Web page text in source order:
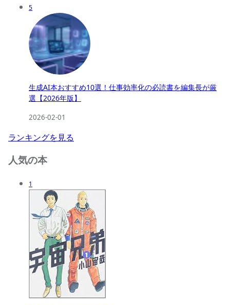
5
生成AI本おすすめ10選！仕事効率化の必読書を編集長が厳
選【2026年版】
2026-02-01
ランキングを見る
人気の本
1